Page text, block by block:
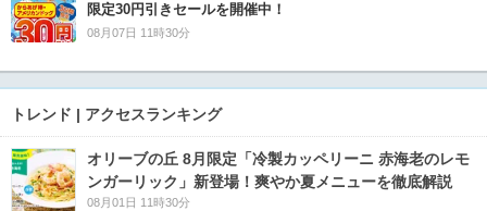
限定30円引きセールを開催中！
08月07日 11時30分
トレンド | アクセスランキング
オリーブの丘 8月限定「冷製カッペリーニ 赤海老のレモ
ンガーリック」新登場！爽やか夏メニューを徹底解説
08月01日 11時30分